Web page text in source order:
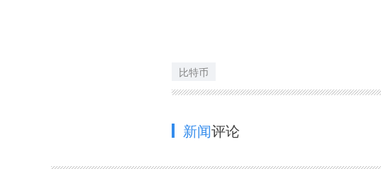
比特币
新闻评论